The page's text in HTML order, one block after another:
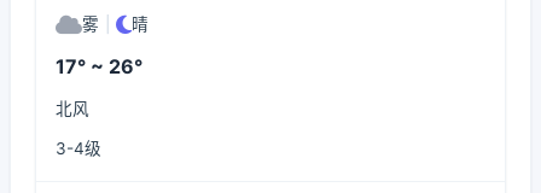
雾 晴
17° ~ 26°
北风
3-4级